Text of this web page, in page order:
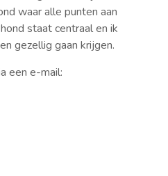
waar alle punten aan
staat centraal en ik
gezellig gaan krijgen.
een e-mail: